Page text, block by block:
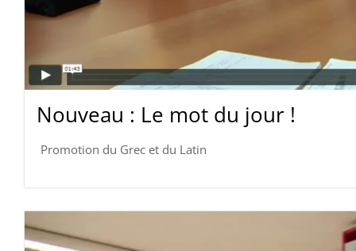
Nouveau : Le mot du jour !
Promotion du Grec et du Latin